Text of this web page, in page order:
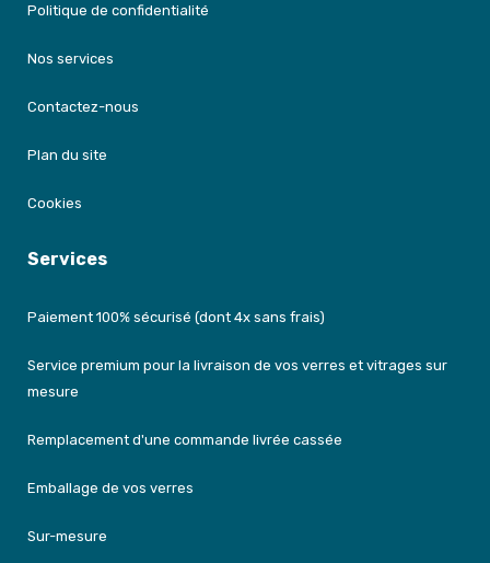
Politique de confidentialité
Nos services
Contactez-nous
Plan du site
Cookies
Services
Paiement 100% sécurisé (dont 4x sans frais)
Service premium pour la livraison de vos verres et vitrages sur
mesure
Remplacement d'une commande livrée cassée
Emballage de vos verres
Sur-mesure